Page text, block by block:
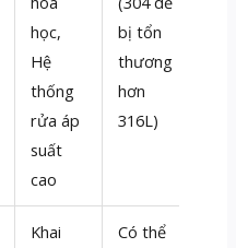
học,
Hệ
thống
rửa áp
suất
cao
bị tổn
thương
hơn
316L)
Khai
Có thể